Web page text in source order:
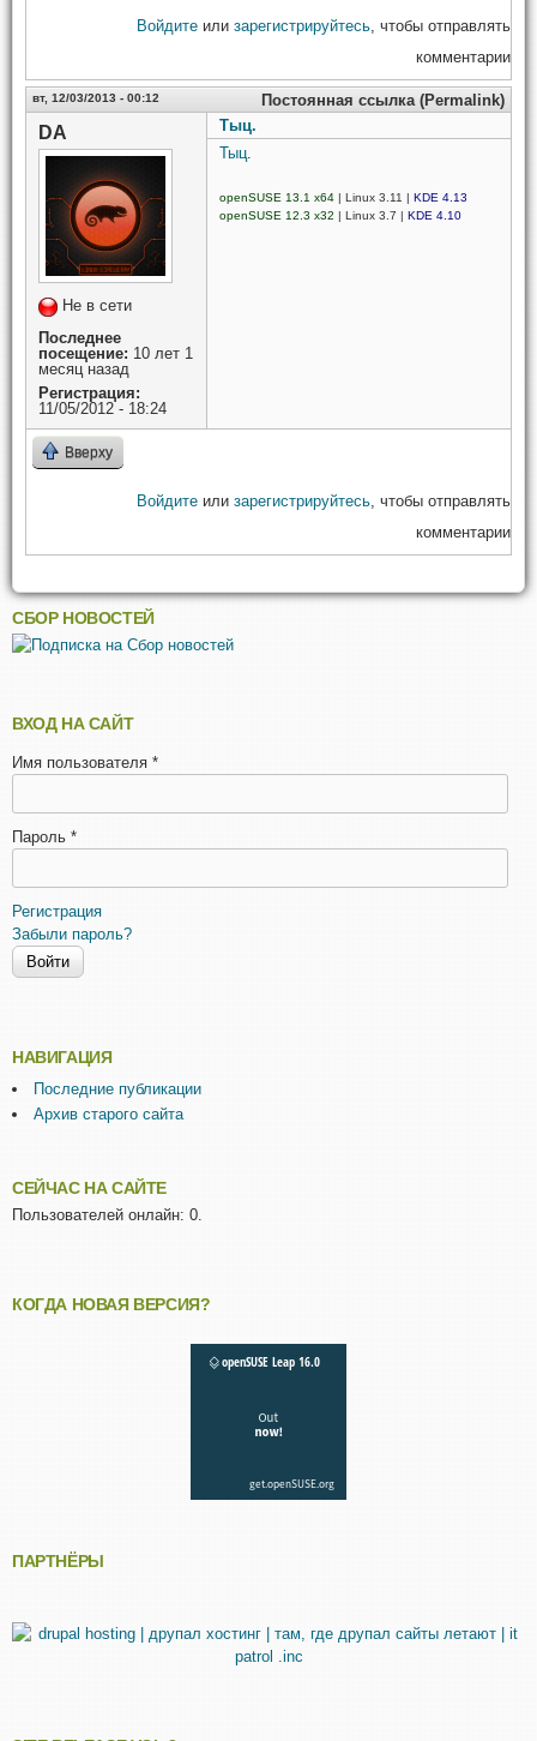
Войдите или зарегистрируйтесь, чтобы отправлять
комментарии
вт, 12/03/2013 - 00:12 Постоянная ссылка (Permalink)
DA
Не в сети
Последнее
посещение: 10 лет 1
месяц назад
Регистрация:
11/05/2012 - 18:24
Тыц.
Тыц.
openSUSE 13.1 x64 | Linux 3.11 | KDE 4.13
openSUSE 12.3 x32 | Linux 3.7 | KDE 4.10
Вверху
Войдите или зарегистрируйтесь, чтобы отправлять
комментарии
СБОР НОВОСТЕЙ
ВХОД НА САЙТ
Имя пользователя *
Пароль *
Регистрация
Забыли пароль?
НАВИГАЦИЯ
Последние публикации
Архив старого сайта
СЕЙЧАС НА САЙТЕ
Пользователей онлайн: 0.
КОГДА НОВАЯ ВЕРСИЯ?
ПАРТНЁРЫ